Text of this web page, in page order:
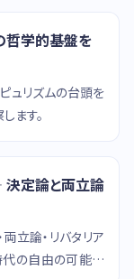
哲学的基盤を
ュリズムの台頭を
ます。
定論と両立論
立論・リバタリア
代の自由の可能性